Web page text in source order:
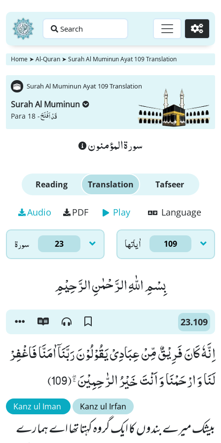
Search Go
Home ➤ Al-Quran ➤ Surah Al Muminun Ayat 109 Translation
Surah Al Muminun Ayat 109 Translation
Surah Al Muminun
Para 18 -قَدْ اَفْلَحَ
سورة المؤمنون
Reading Translation Tafseer
Audio PDF Play Language
سورۃ 23 اٰياتها 109
بِسْمِ اللّٰهِ الرَّحْمٰنِ الرَّحِیْمِ
23.109
اِنَّهٗ كَانَ فَرِیْقٌ مِّنْ عِبَادِیْ یَقُوْلُوْنَ رَبَّنَاۤ اٰمَنَّا فَاغْفِرْ
لَنَا وَ ارْحَمْنَا وَ اَنْتَ خَیْرُ الرّٰحِمِیْنَﭕ(109)
Kanz ul Iman Kanz ul Irfan
بیشک میرے بندوں کا ایک گروہ کہتا تھا اے ہمارے